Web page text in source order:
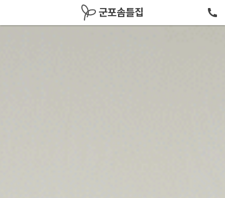
메뉴 건너뛰기
군포솜틀집